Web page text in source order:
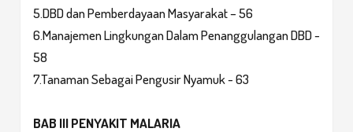
5.DBD dan Pemberdayaan Masyarakat – 56
6.Manajemen Lingkungan Dalam Penanggulangan DBD -
58
7.Tanaman Sebagai Pengusir Nyamuk - 63
BAB III PENYAKIT MALARIA